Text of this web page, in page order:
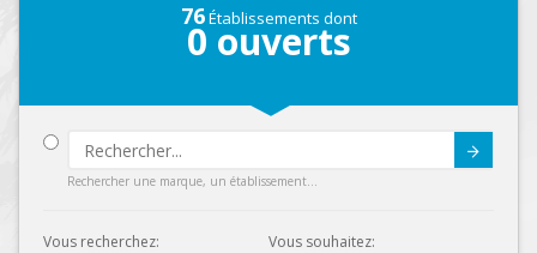
76Établissements dont
0 ouverts
Rechercher une marque, un établissement...
Vous recherchez:
Vous souhaitez: